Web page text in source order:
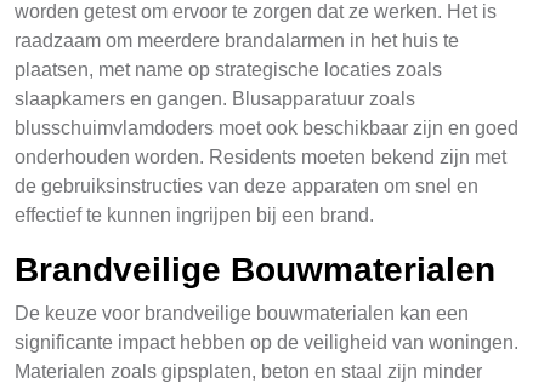
worden getest om ervoor te zorgen dat ze werken. Het is
raadzaam om meerdere brandalarmen in het huis te
plaatsen, met name op strategische locaties zoals
slaapkamers en gangen. Blusapparatuur zoals
blusschuimvlamdoders moet ook beschikbaar zijn en goed
onderhouden worden. Residents moeten bekend zijn met
de gebruiksinstructies van deze apparaten om snel en
effectief te kunnen ingrijpen bij een brand.
Brandveilige Bouwmaterialen
De keuze voor brandveilige bouwmaterialen kan een
significante impact hebben op de veiligheid van woningen.
Materialen zoals gipsplaten, beton en staal zijn minder